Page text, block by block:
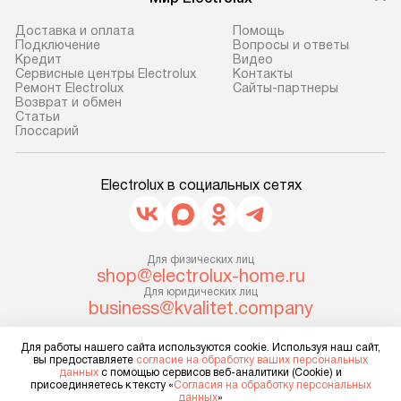
до представительства
транспортной компании в г. Москва.
Пожалуйста, уточняйте условия
доставки у менеджера при
оформлении заказа.
В оговоренный день служба
доставки доставит упакованный
Если необходимо переместить
прибор до места установки,
уточните это с менеджером.
За данную услугу взимается
дополнительная плата. Важно
прибора не позволяют ему пройти
через дверной проем, сотрудники
транспортной службы не могут
предполагают,
установленной
коммуникациям,
В стандартную
не включаются:
коммуникаций,
Доставка и оплата
Подключение
Кредит
Сервисные центры Electrolux
Ремонт Electrolux
Возврат и обмен
Cтатьи
Глоссарий
Помощь
Вопросы и ответы
Видео
Контакты
Сайты-партнеры
Electrolux в социальных сетях
Для физических лиц
shop@electrolux-home.ru
Для юридических лиц
business@kvalitet.company
НАПИСАТЬ РУКОВОДСТВУ
Политика конфиденциальности
Для работы нашего сайта используются cookie. Используя наш сайт,
вы предоставляете согласие на обработку ваших персональных
данных с помощью сервисов веб-аналитики (Cookie) и
присоединяетесь к тексту «Согласия на обработку персональных
данных»